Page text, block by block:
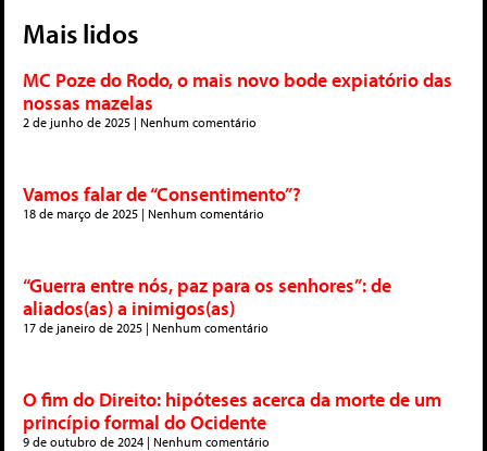
Mais lidos
MC Poze do Rodo, o mais novo bode expiatório das
nossas mazelas
2 de junho de 2025 Nenhum comentário
Vamos falar de “Consentimento”?
18 de março de 2025 Nenhum comentário
“Guerra entre nós, paz para os senhores”: de
aliados(as) a inimigos(as)
17 de janeiro de 2025 Nenhum comentário
O fim do Direito: hipóteses acerca da morte de um
princípio formal do Ocidente
9 de outubro de 2024 Nenhum comentário